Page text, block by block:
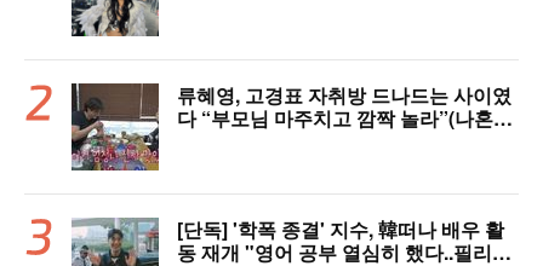
류혜영, 고경표 자취방 드나드는 사이였
다 “부모님 마주치고 깜짝 놀라”(나혼자
[단독] '학폭 종결' 지수, 韓떠나 배우 활
동 재개 "영어 공부 열심히 했다..필리핀